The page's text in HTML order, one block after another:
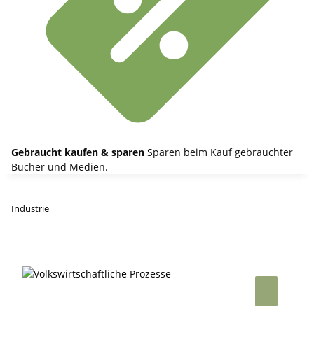
Gebraucht kaufen & sparen Sparen beim Kauf gebrauchter
Bücher und Medien.
Industrie